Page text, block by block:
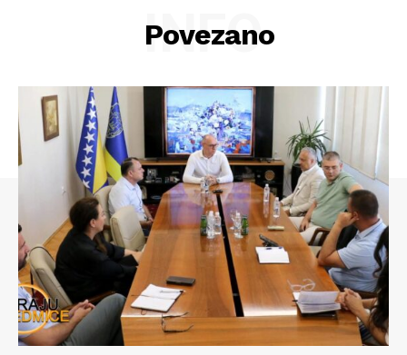
Povezano
INFO